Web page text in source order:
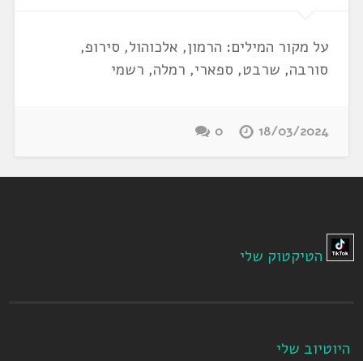
על מקור המילים: הרמון, אלכוהול, סירופ,
סורבה, שרבט, ספארי, רמלה, רשמי
18/03/2024
0
הטיקטוק שלי
היוטיוב שלי